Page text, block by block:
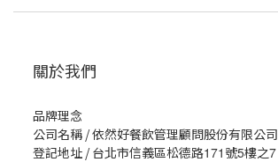
關於我們
品牌理念
公司名稱 / 依然好餐飲管理顧問股份有限公司
登記地址 / 台北市信義區松德路171 號5樓之7